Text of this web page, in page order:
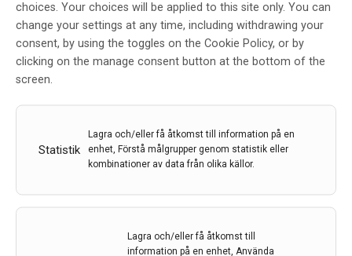
choices. Your choices will be applied to this site only. You can
change your settings at any time, including withdrawing your
consent, by using the toggles on the Cookie Policy, or by
clicking on the manage consent button at the bottom of the
screen.
Statistik
Lagra och/eller få åtkomst till information på en
enhet, Förstå målgrupper genom statistik eller
kombinationer av data från olika källor.
Lagra och/eller få åtkomst till
information på en enhet, Använda
Unik hjärnbehandling med fokuserat ultraljud
USA har utförts på Norrlands universitetssjukhus.
11 dec 2024